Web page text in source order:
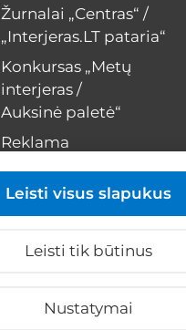
Žurnalai „Centras“ /
„Interjeras.LT pataria“
Konkursas „Metų
interjeras /
Auksinė paletė“
Reklama
Kontaktai
Slapukų nustatymai
Leisti visus slapukus
Leisti tik būtinus
Nustatymai